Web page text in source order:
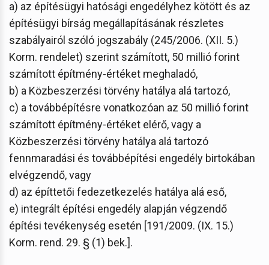
a) az építésügyi hatósági engedélyhez kötött és az
építésügyi bírság megállapításának részletes
szabályairól szóló jogszabály (245/2006. (XII. 5.)
Korm. rendelet) szerint számított, 50 millió forint
számított építmény-értéket meghaladó,
b) a Közbeszerzési törvény hatálya alá tartozó,
c) a továbbépítésre vonatkozóan az 50 millió forint
számított építmény-értéket elérő, vagy a
Közbeszerzési törvény hatálya alá tartozó
fennmaradási és továbbépítési engedély birtokában
elvégzendő, vagy
d) az építtetői fedezetkezelés hatálya alá eső,
e) integrált építési engedély alapján végzendő
építési tevékenység esetén [191/2009. (IX. 15.)
Korm. rend. 29. § (1) bek.].